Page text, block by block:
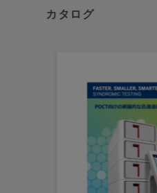
・パラインフルエンザウイ
・パラ百日咳菌
・肺炎マイコプラズマ
【呼吸器感染症に
カタログ